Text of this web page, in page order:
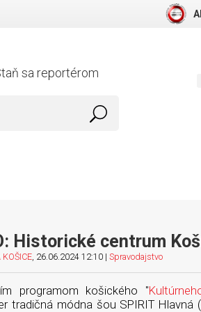
sa reportérom
Historické centrum
, 26.06.2024 12:10 | Spravodajstvo
programom košického "
tradičná módna šou SPIRIT Hlavná (